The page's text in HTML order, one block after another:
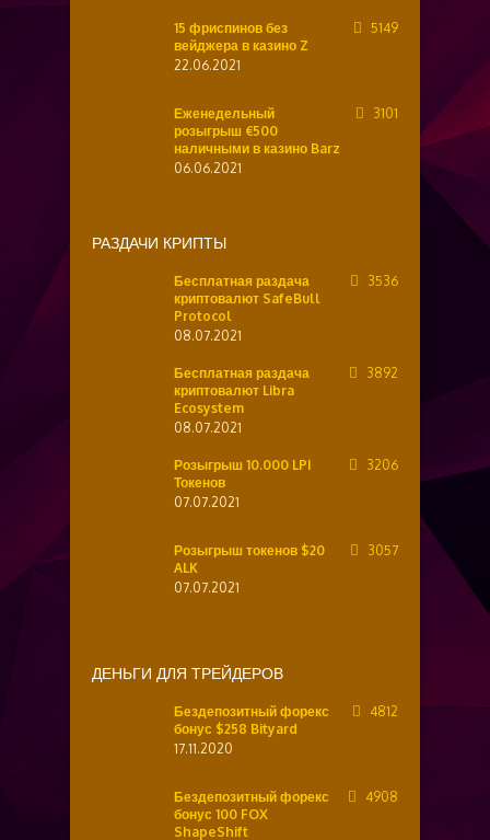
15 фриспинов без
вейджера в казино Z
22.06.2021
5149
Еженедельный
розыгрыш €500
наличными в казино Barz
06.06.2021
3101
РАЗДАЧИ КРИПТЫ
Бесплатная раздача
криптовалют SafeBull
Protocol
08.07.2021
3536
Бесплатная раздача
криптовалют Libra
Ecosystem
08.07.2021
3892
Розыгрыш 10.000 LPI
Токенов
07.07.2021
3206
Розыгрыш токенов $20
ALK
07.07.2021
3057
ДЕНЬГИ ДЛЯ ТРЕЙДЕРОВ
Бездепозитный форекс
бонус $258 Bityard
17.11.2020
4812
Бездепозитный форекс
бонус 100 FOX
ShapeShift
4908